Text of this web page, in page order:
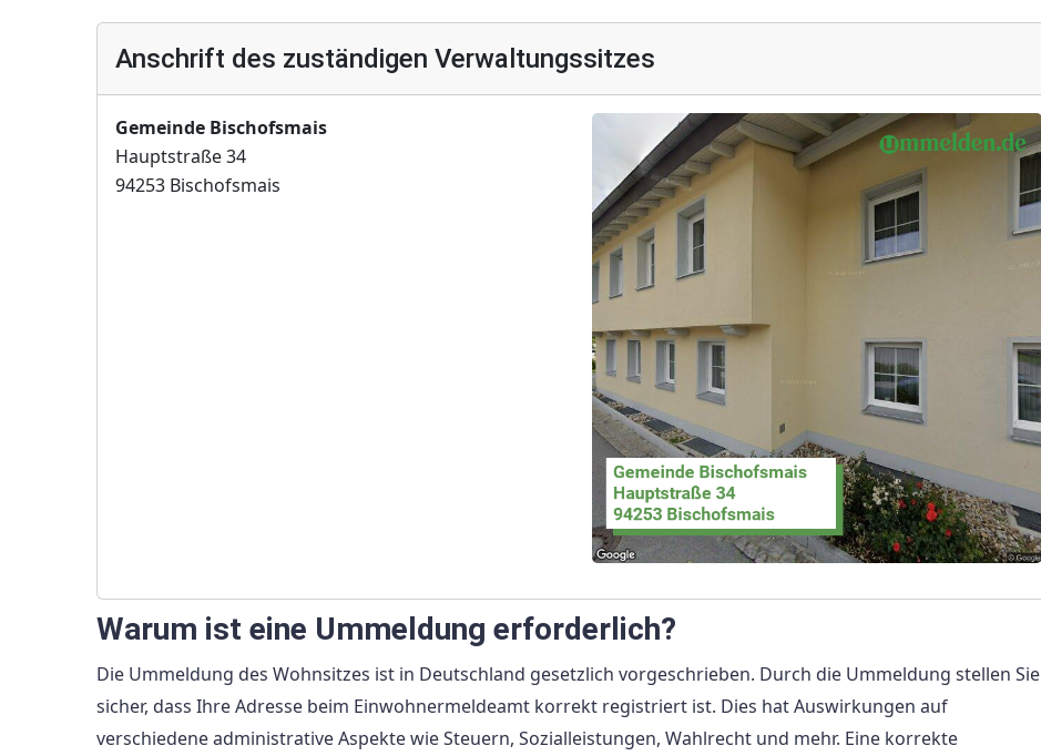
Anschrift des zuständigen Verwaltungssitzes
Gemeinde Bischofsmais
Hauptstraße 34
94253 Bischofsmais
Warum ist eine Ummeldung erforderlich?
Die Ummeldung des Wohnsitzes ist in Deutschland gesetzlich vorgeschrieben. Durch die Ummeldung stellen Sie
sicher, dass Ihre Adresse beim Einwohnermeldeamt korrekt registriert ist. Dies hat Auswirkungen auf
verschiedene administrative Aspekte wie Steuern, Sozialleistungen, Wahlrecht und mehr. Eine korrekte